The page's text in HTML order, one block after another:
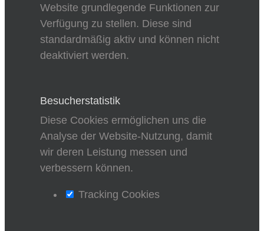
Website grundlegende Funktionen zur
Verfügung zu stellen. Diese sind
standardmäßig aktiv und können nicht
deaktiviert werden.
Besucherstatistik
Diese Cookies ermöglichen uns die
Analyse der Website-Nutzung, damit
wir deren Leistung messen und
verbessern können.
Tracking Cookies